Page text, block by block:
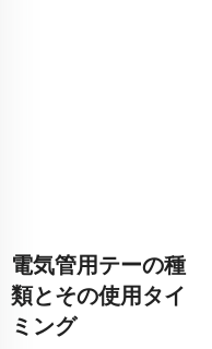
電気管用テーの種
類とその使用タイ
ミング